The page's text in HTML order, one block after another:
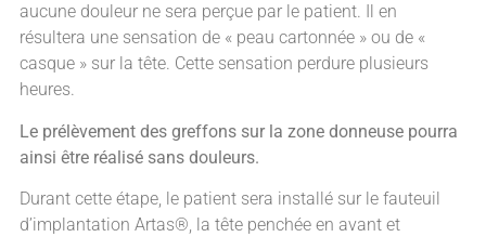
aucune douleur ne sera perçue par le patient. Il en
résultera une sensation de « peau cartonnée » ou de «
casque » sur la tête. Cette sensation perdure plusieurs
heures.
Le prélèvement des greffons sur la zone donneuse pourra
ainsi être réalisé sans douleurs.
Durant cette étape, le patient sera installé sur le fauteuil
d’implantation Artas®, la tête penchée en avant et